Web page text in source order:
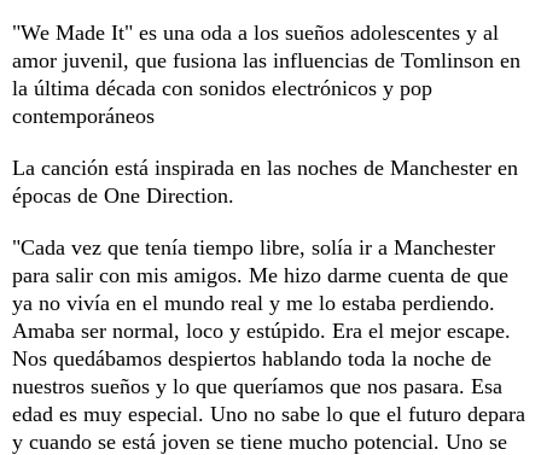
"We Made It" es una oda a los sueños adolescentes y al
amor juvenil, que fusiona las influencias de Tomlinson en
la última década con sonidos electrónicos y pop
contemporáneos
La canción está inspirada en las noches de Manchester en
épocas de One Direction.
"Cada vez que tenía tiempo libre, solía ir a Manchester
para salir con mis amigos. Me hizo darme cuenta de que
ya no vivía en el mundo real y me lo estaba perdiendo.
Amaba ser normal, loco y estúpido. Era el mejor escape.
Nos quedábamos despiertos hablando toda la noche de
nuestros sueños y lo que queríamos que nos pasara. Esa
edad es muy especial. Uno no sabe lo que el futuro depara
y cuando se está joven se tiene mucho potencial. Uno se